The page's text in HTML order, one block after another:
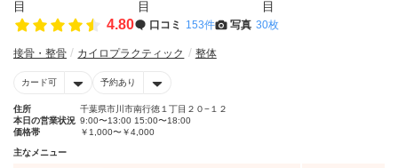
4.80 口コミ 153件 写真 30枚
接骨・整骨 カイロプラクティック 整体
カード可 予約あり
住所
千葉県市川市南行徳１丁目２０−１２
本日の営業状況 9:00〜13:00 15:00〜18:00
価格帯
￥1,000〜￥4,000
主なメニュー